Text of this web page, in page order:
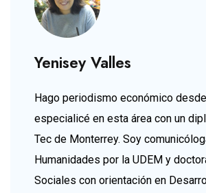
Yenisey Valles
Hago periodismo económico
especialicé en esta área con un
Tec de Monterrey. Soy
Humanidades por la UDEM y
Sociales con orientación en